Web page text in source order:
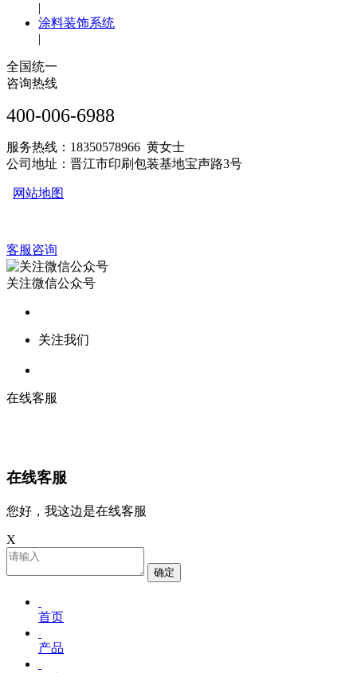
|
涂料装饰系统
|
全国统一
咨询热线
400-006-6988
服务热线：18350578966 黄女士
公司地址：晋江市印刷包装基地宝声路3号
网站地图
客服咨询
关注微信公众号
关注我们
在线客服
在线客服
您好，我这边是在线客服
X
确定
首页
产品